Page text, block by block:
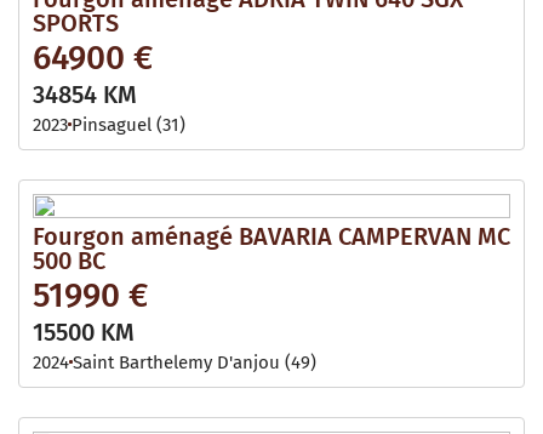
SPORTS
64900 €
34854 KM
2023 Pinsaguel (31)
Fourgon aménagé BAVARIA CAMPERVAN MC
500 BC
51990 €
15500 KM
2024Saint Barthelemy D'anjou (49)